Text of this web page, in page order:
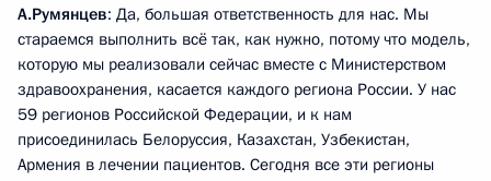
А.Румянцев: Да, большая ответственность для нас. Мы
стараемся выполнить всё так, как нужно, потому что модель,
которую мы реализовали сейчас вместе с Министерством
здравоохранения, касается каждого региона России. У нас
59 регионов Российской Федерации, и к нам
присоединилась Белоруссия, Казахстан, Узбекистан,
Армения в лечении пациентов. Сегодня все эти регионы